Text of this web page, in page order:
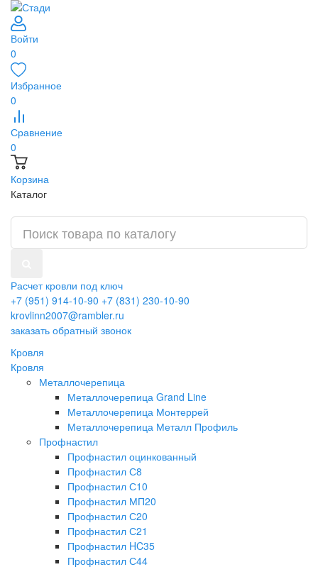
Войти
0
Избранное
0
Сравнение
0
Корзина
Каталог
Расчет кровли под ключ
+7 (951) 914-10-90 +7 (831) 230-10-90
krovlinn2007@rambler.ru
заказать обратный звонок
Кровля
Кровля
Металлочерепица
Металлочерепица Grand Line
Металлочерепица Монтеррей
Металлочерепица Металл Профиль
Профнастил
Профнастил оцинкованный
Профнастил С8
Профнастил С10
Профнастил МП20
Профнастил С20
Профнастил С21
Профнастил HC35
Профнастил С44